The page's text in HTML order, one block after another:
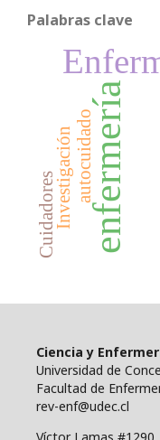
Palabras clave
enfermería
autocuidado
Investigación
Cuidadores
Ciencia y
Universidad de
Facultad de
rev-enf@udec.cl
Víctor Lamas #1290